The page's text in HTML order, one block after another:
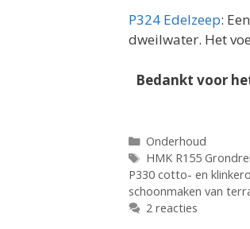
P324 Edelzeep:
dweilwater. Het
Bedankt voor
Categorieën
Onderhoud
Tags
HMK R155
P330 cotto- en
schoonmaken van
2 reacties